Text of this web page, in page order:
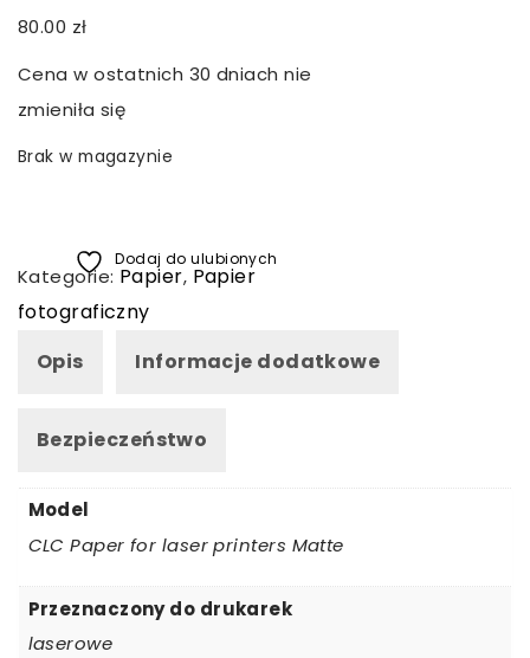
80.00 zł
Cena w ostatnich 30 dniach nie
zmieniła się
Brak w magazynie
Dodaj do ulubionych
Kategorie: Papier, Papier
fotograficzny
Opis
Informacje dodatkowe
Bezpieczeństwo
Model
CLC Paper for laser printers Matte
Przeznaczony do drukarek
laserowe